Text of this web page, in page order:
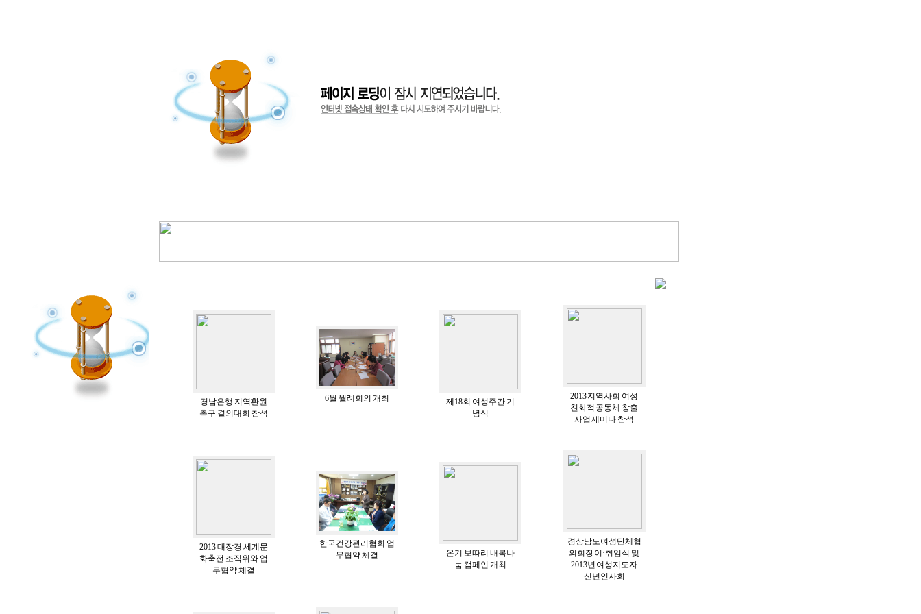
경남은행 지역환원
촉구 결의대회 참석
6월 월례회의 개최
제18회 여성주간 기
념식
2013 지역사회 여성
친화적 공동체 창출
사업 세미나 참석
2013 대장경 세계문
화축전 조직위와 업
무협약 체결
한국건강관리협회 업
무협약 체결
온기 보따리 내복나
눔 캠페인 개최
경상남도여성단체협
의회장 이·취임식 및
2013년 여성지도자
신년인사회